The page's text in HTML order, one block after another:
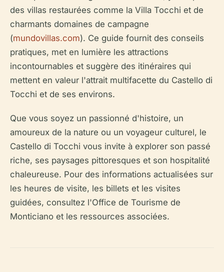
des villas restaurées comme la Villa Tocchi et de
charmants domaines de campagne
(mundovillas.com). Ce guide fournit des conseils
pratiques, met en lumière les attractions
incontournables et suggère des itinéraires qui
mettent en valeur l'attrait multifacette du Castello di
Tocchi et de ses environs.
Que vous soyez un passionné d'histoire, un
amoureux de la nature ou un voyageur culturel, le
Castello di Tocchi vous invite à explorer son passé
riche, ses paysages pittoresques et son hospitalité
chaleureuse. Pour des informations actualisées sur
les heures de visite, les billets et les visites
guidées, consultez l'Office de Tourisme de
Monticiano et les ressources associées.